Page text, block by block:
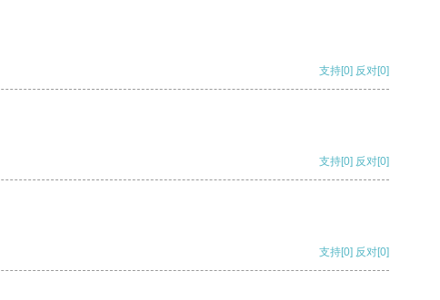
支持[0] 反对[0]
支持[0] 反对[0]
支持[0] 反对[0]